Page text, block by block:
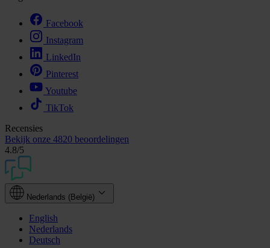
Facebook
Instagram
LinkedIn
Pinterest
Youtube
TikTok
Recensies
Bekijk onze 4820 beoordelingen
4.8/5
Nederlands (België)
English
Nederlands
Deutsch